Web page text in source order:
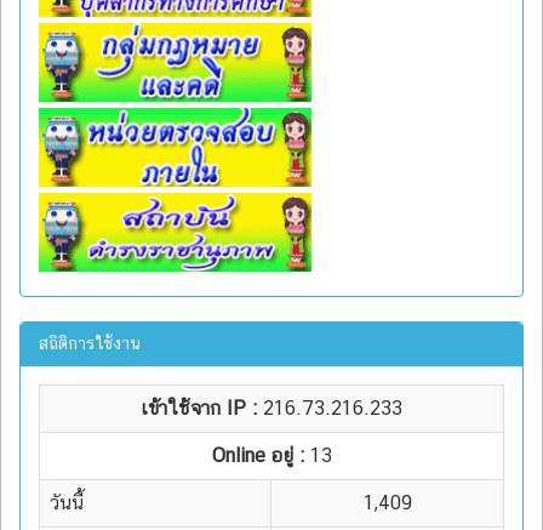
สถิติการใช้งาน
เข้าใช้จาก IP : 216.73.216.233
Online อยู่ : 13
วันนี้ 1,409